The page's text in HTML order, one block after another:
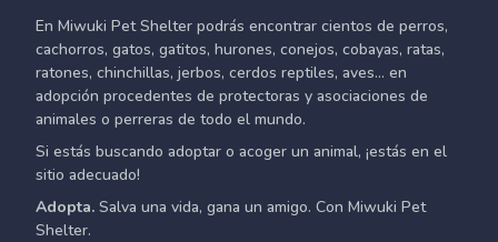
En Miwuki Pet Shelter podrás encontrar cientos de perros,
cachorros, gatos, gatitos, hurones, conejos, cobayas, ratas,
ratones, chinchillas, jerbos, cerdos reptiles, aves... en
adopción procedentes de protectoras y asociaciones de
animales o perreras de todo el mundo.
Si estás buscando adoptar o acoger un animal, ¡estás en el
sitio adecuado!
Adopta. Salva una vida, gana un amigo. Con Miwuki Pet
Shelter.